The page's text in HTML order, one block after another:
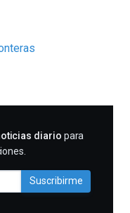
diario para
Suscribirme